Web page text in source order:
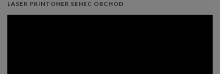
LASER PRINTONER SENEC OBCHOD